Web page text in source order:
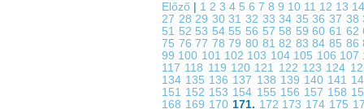
Előző 1 2 3 4 5 6 7 8 9 10 11 12 13
27 2829 303132 3334 353637 38
51 52 53 54 55 56 57 58 596061 62
75 7677 787980 8182 838485 86
99 100 101 102 103 104 105 106 107
117 118 119 120 121 122 123 124
134 135 136 137 138 139 140 141
151 152 153 154 155 156 157 158
168 169 170 171. 172 173 174 175